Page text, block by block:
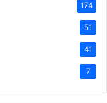
174
51
41
7